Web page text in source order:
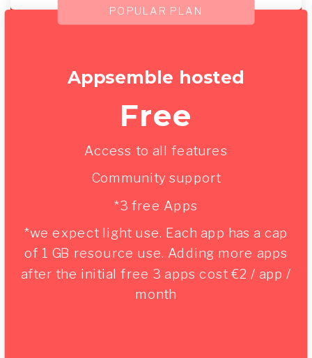
POPULAR PLAN
Appsemble hosted
Free
Access to all features
Community support
*3 free Apps
*we expect light use. Each app has a cap
of 1 GB resource use. Adding more apps
after the initial free 3 apps cost €2 / app /
month